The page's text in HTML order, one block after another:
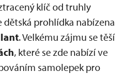
klíč od truhly
dětská prohlídka nabízena
. Velkému zájmu se těší
, které se zde nabízí ve
samolepek pro